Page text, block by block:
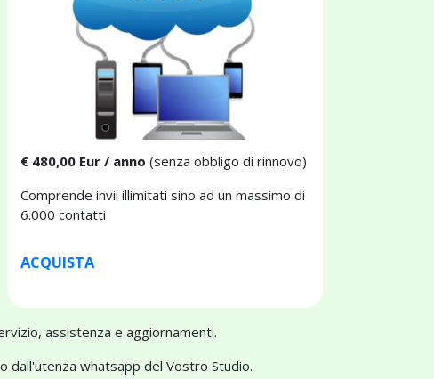
€ 480,00 Eur / anno (senza obbligo di rinnovo)
Comprende invii illimitati sino ad un massimo di
6.000 contatti
ACQUISTA
assistenza e aggiornamenti.
dall'utenza whatsapp del Vostro Studio.